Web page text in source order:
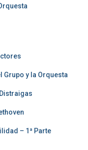
Grupo y la Orquesta
– 1ª Parte